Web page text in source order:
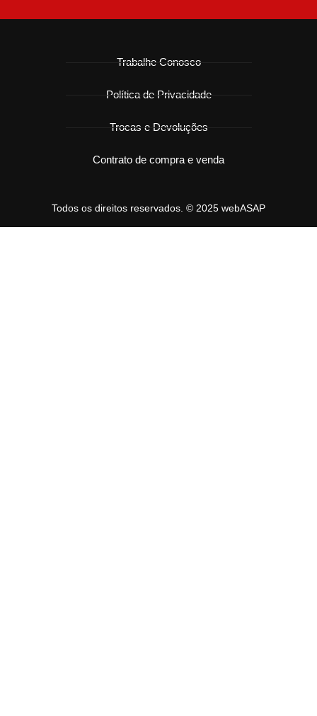
Todos os direitos reservados. © 2025 webASAP
Trabalhe Conosco
Política de Privacidade
Trocas e Devoluções
Contrato de compra e venda